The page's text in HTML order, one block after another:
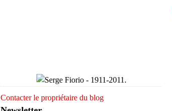
Contacter le propriétaire du blog